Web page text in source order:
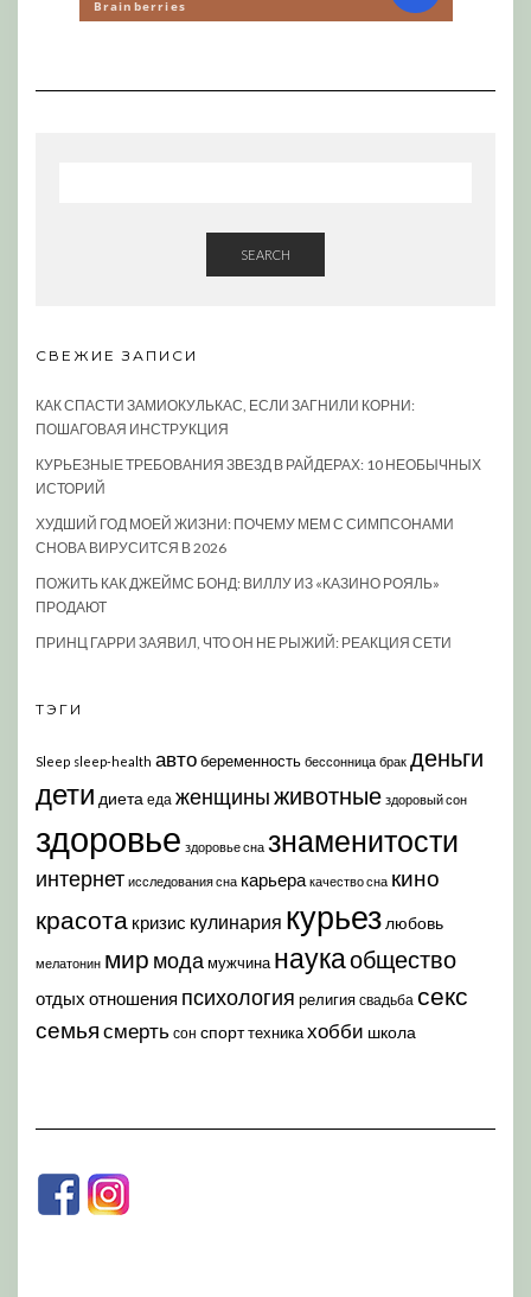
SEARCH
СВЕЖИЕ ЗАПИСИ
КАК СПАСТИ ЗАМИОКУЛЬКАС, ЕСЛИ ЗАГНИЛИ КОРНИ:
ПОШАГОВАЯ ИНСТРУКЦИЯ
КУРЬЕЗНЫЕ ТРЕБОВАНИЯ ЗВЕЗД В РАЙДЕРАХ: 10 НЕОБЫЧНЫХ
ИСТОРИЙ
ХУДШИЙ ГОД МОЕЙ ЖИЗНИ: ПОЧЕМУ МЕМ С СИМПСОНАМИ
СНОВА ВИРУСИТСЯ В 2026
ПОЖИТЬ КАК ДЖЕЙМС БОНД: ВИЛЛУ ИЗ «КАЗИНО РОЯЛЬ»
ПРОДАЮТ
ПРИНЦ ГАРРИ ЗАЯВИЛ, ЧТО ОН НЕ РЫЖИЙ: РЕАКЦИЯ СЕТИ
ТЭГИ
Sleep sleep-health автобеременность бессонница брак деньги
дети диета еда женщиныживотные здоровый сон
здоровье здоровье сна знаменитости
интернет исследования сна карьера качество сна кино
красота кризис кулинария курьез любовь
мелатонин мир модамужчина наукаобщество
отдых отношения психология религия свадьба секс
семья смерть сон спорттехникахобби школа